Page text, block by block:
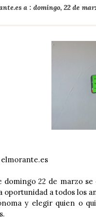
a : domingo, 22 de
domingo 22 de marzo
oportunidad a todos los
y elegir quien o